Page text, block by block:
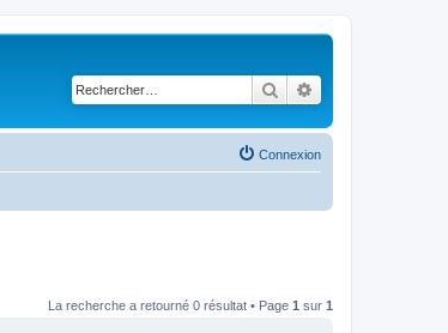
Rechercher
Connexion
La recherche a retourné 0 résultat • Page 1 sur 1